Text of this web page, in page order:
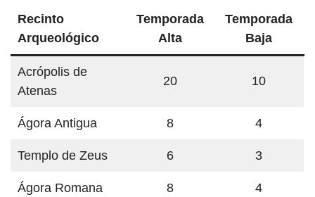
Recinto
Arqueológico
Temporada
Alta
Temporada
Baja
Acrópolis de
Atenas
20 10
Ágora Antigua 8 4
Templo de Zeus 6 3
Ágora Romana 8 4